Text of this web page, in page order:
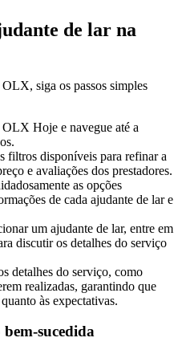
de lar na
siga os passos simples
Hoje e navegue até a
filtros disponíveis para refinar a
e avaliações dos prestadores.
as opções
de cada ajudante de lar e
um ajudante de lar, entre em
discutir os detalhes do serviço
detalhes do serviço, como
realizadas, garantindo que
às expectativas.
sucedida